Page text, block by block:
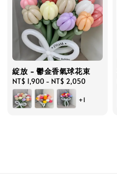
綻放 - 鬱金香氣球花束
Regular
price
NT$ 1,900 - NT$ 2,050
+1